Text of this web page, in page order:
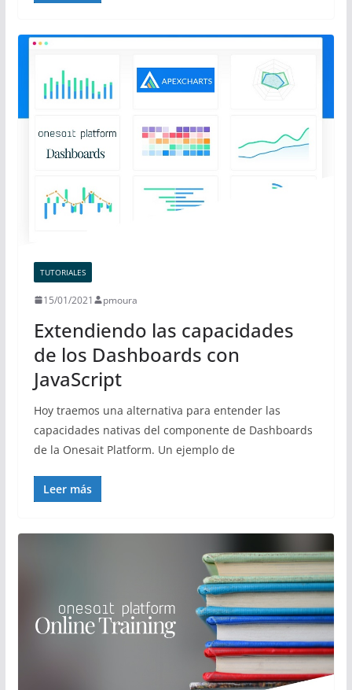
TUTORIALES
15/01/2021 pmoura
Extendiendo las capacidades
de los Dashboards con
JavaScript
Hoy traemos una alternativa para entender las
capacidades nativas del componente de Dashboards
de la Onesait Platform. Un ejemplo de
Leer más